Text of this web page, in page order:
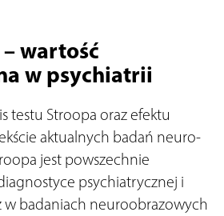
wartość
w psychiatrii
testu Stroopa oraz efektu
aktualnych badań neuro­
jest powszechnie
psychiatrycznej i
badaniach neuroobrazowych